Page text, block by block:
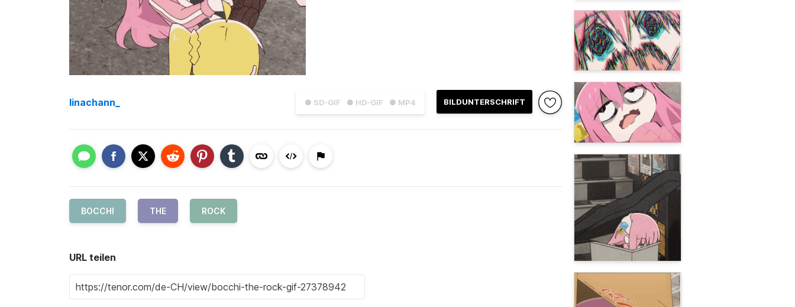
● SD-GIF ● HD-GIF ● MP4 BILDUNTERSCHRIFT
linachann_
BOCCHI THE ROCK
URL teilen